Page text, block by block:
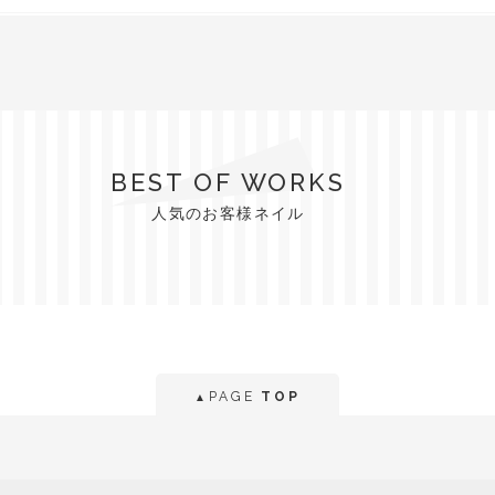
BEST OF WORKS
人気のお客様ネイル
▲ PAGE TOP